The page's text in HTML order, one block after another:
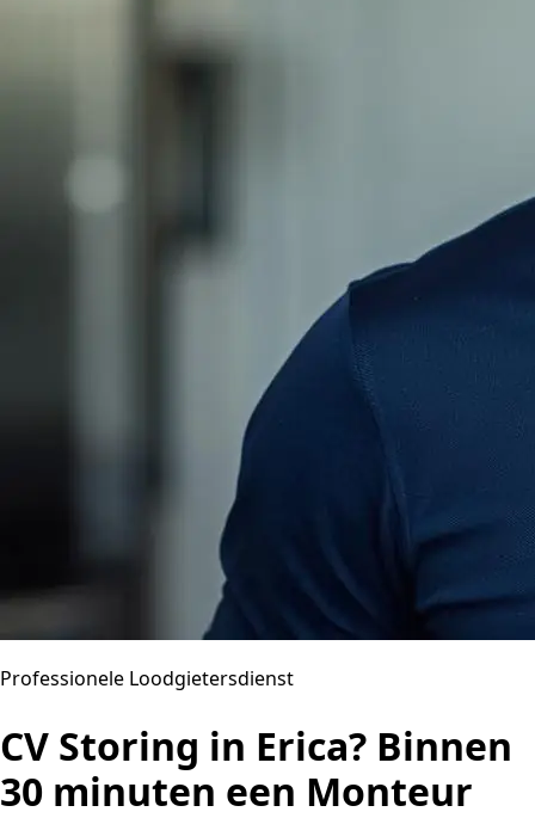
Professionele Loodgietersdienst
CV Storing in Erica? Binnen
30 minuten een Monteur